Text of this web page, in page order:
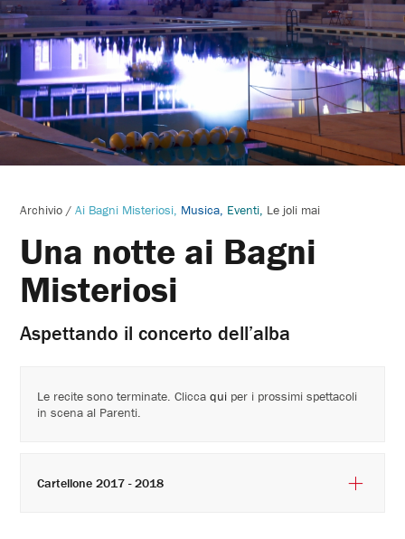
Archivio /Ai Bagni Misteriosi Musica Eventi Le joli mai
Una notte ai Bagni
Misteriosi
Aspettando il concerto dell’alba
Le recite sono terminate. Cliccaqui per i prossimi spettacoli
in scena al Parenti.
Cartellone 2017 - 2018